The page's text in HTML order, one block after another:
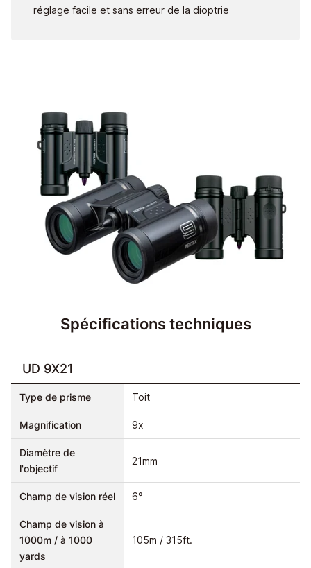
réglage facile et sans erreur de la dioptrie
Spécifications techniques
UD 9X21
Type de prisme Toit
Magnification 9x
Diamètre de
l'objectif
21mm
Champ de vision réel 6°
Champ de vision à
1000m / à 1000
yards
105m / 315ft.